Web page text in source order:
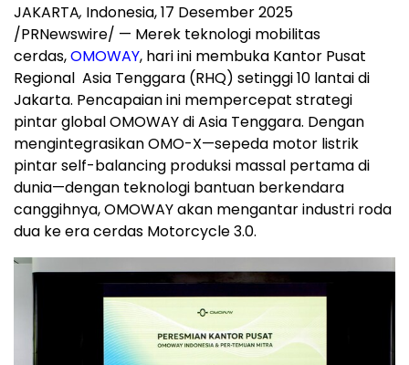
JAKARTA, Indonesia, 17 Desember 2025
/PRNewswire/ — Merek teknologi mobilitas
cerdas,OMOWAY, hari ini membuka Kantor Pusat
Regional Asia Tenggara (RHQ) setinggi 10 lantai di
Jakarta. Pencapaian ini mempercepat strategi
pintar global OMOWAY diAsia Tenggara. Dengan
mengintegrasikan OMO-X—sepeda motor listrik
pintar self-balancing produksi massal pertama di
dunia—dengan teknologi bantuan berkendara
canggihnya, OMOWAY akan mengantar industri roda
dua ke era cerdas Motorcycle 3.0.